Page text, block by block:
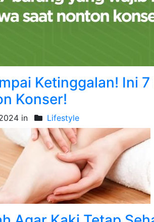
Ketinggalan! Ini
Konser!
in Lifestyle